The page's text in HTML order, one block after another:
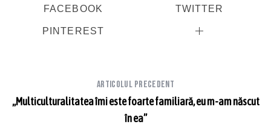
FACEBOOK TWITTER
PINTEREST
Articolul precedent
„Multiculturalitatea îmi este foarte familiară, eu m-am născut
în ea”